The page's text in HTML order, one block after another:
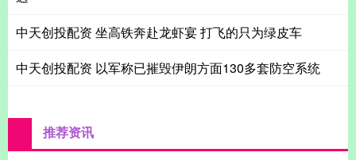
中天创投配资 坐高铁奔赴龙虾宴 打飞的只为绿皮车
中天创投配资 以军称已摧毁伊朗方面130多套防空系统
推荐资讯